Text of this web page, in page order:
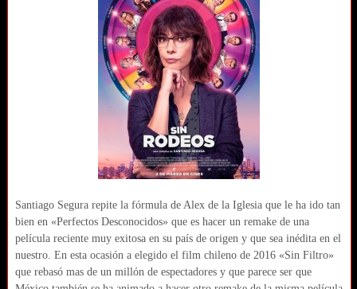
Santiago Segura repite la fórmula de Alex de la Iglesia que le ha ido tan
bien en «Perfectos Desconocidos» que es hacer un remake de una
película reciente muy exitosa en su país de origen y que sea inédita en el
nuestro. En esta ocasión a elegido el film chileno de 2016 «Sin Filtro»
que rebasó mas de un millón de espectadores y que parece ser que